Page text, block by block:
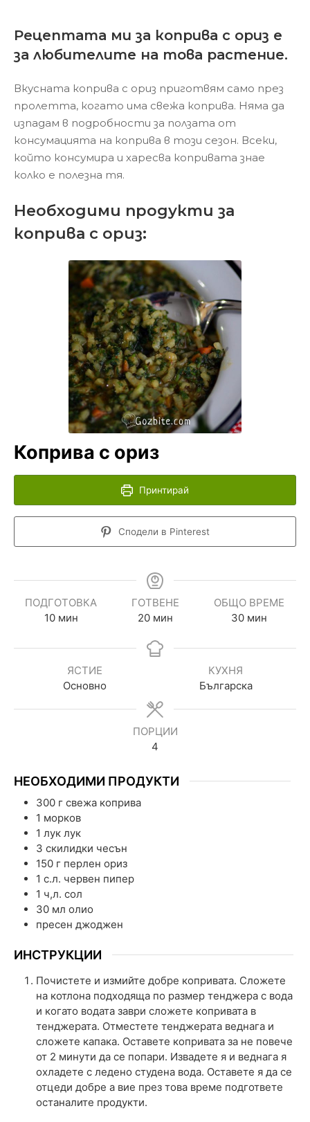
Рецептата ми за коприва с ориз е
за любителите на това растение.
Вкусната коприва с ориз приготвям само през
пролетта, когато има свежа коприва. Няма да
изпадам в подробности за ползата от
консумацията на коприва в този сезон. Всеки,
който консумира и харесва копривата знае
колко е полезна тя.
Необходими продукти за
коприва с ориз:
Коприва с ориз
Принтирай
Сподели в Pinterest
ПОДГОТОВКА
10 мин
ГОТВЕНЕ
20 мин
ОБЩО ВРЕМЕ
30 мин
ЯСТИЕ
Основно
КУХНЯ
Българска
ПОРЦИИ
4
НЕОБХОДИМИ ПРОДУКТИ
300 г свежа коприва
1 морков
1 лук лук
3 скилидки чесън
150 г перлен ориз
1 с.л. червен пипер
1 ч,л. сол
30 мл олио
пресен джоджен
ИНСТРУКЦИИ
Почистете и измийте добре копривата. Сложете
на котлона подходяща по размер тенджера с вода
и когато водата заври сложете копривата в
тенджерата. Отместете тенджерата веднага и
сложете капака. Оставете копривата за не повече
от 2 минути да се попари. Извадете я и веднага я
охладете с ледено студена вода. Оставете я да се
отцеди добре а вие през това време подгответе
останалите продукти.